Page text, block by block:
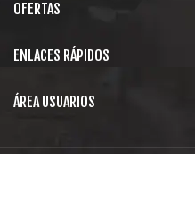
OFERTAS
ENLACES RÁPIDOS
ÁREA USUARIOS